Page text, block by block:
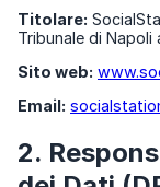
Titolare:
Tribunale di Napoli
Sito web:
Email:
2.